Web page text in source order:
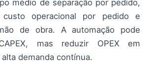
médio de separação por pedido,
operacional por pedido e
de obra. A automação pode
mas reduzir OPEX em
demanda contínua.